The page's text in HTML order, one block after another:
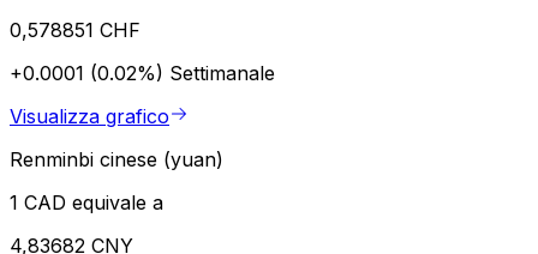
0,578851 CHF
+0.0001 (0.02%) Settimanale
Visualizza grafico
Renminbi cinese (yuan)
1 CAD equivale a
4,83682 CNY